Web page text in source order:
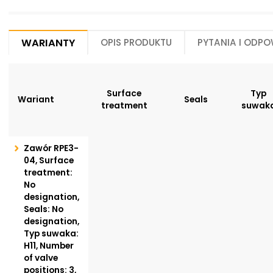
Warianty Opis produktu Pytania i
Wariant
Surface
treatment
Seals
Typ
Zawór RPE3-
04, Surface
treatment:
No
designation,
Seals: No
designation,
Typ suwaka:
H11, Number
of valve
positions: 3,